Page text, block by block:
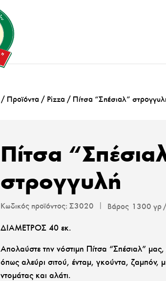
/ Προϊόντα / Pizza / Πίτσα “Σπέσιαλ”
Πίτσα
στρογγυλή
Κωδικός προϊόντος:Σ3020 Βάρος 1300 γρ
ΔΙΑΜΕΤΡΟΣ 40 εκ.
Απολαύστε την νόστιμη Πίτσα “Σπέσιαλ”
όπως αλεύρι σιτού, ένταμ, γκούντα, ζαμπόν,
ντομάτας και αλάτι.